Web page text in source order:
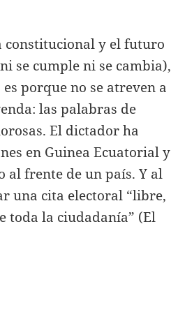
constitucional y el futuro
se cumple ni se cambia),
porque no se atreven a
las palabras de
El dictador ha
en Guinea Ecuatorial y
al frente de un país. Y al
una cita electoral “libre,
toda la ciudadanía” (El